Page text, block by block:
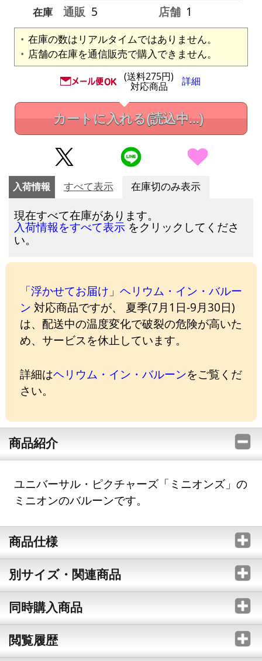
在庫
通販 5 店舗 1
在庫の数はリアルタイムではありません。
店舗の在庫を通信販売で購入できません。
(送料275円)
対応商品 詳細
カートに入れる(読込中...)
入荷情報 すべて表示 在庫切のみ表示
現在すべて在庫があります。
入荷情報をすべて表示 をクリックしてくださ
い。
「浮かせてお届け」ヘリウム・イン・バルー
ン 対応商品ですが、 夏季(7月1日-9月30日)
は、配送中の温度変化で破裂の危険が高いた
め、サービスを休止しています。
詳細はヘリウム・イン・バルーンをご覧くだ
さい。
商品紹介
ユニバーサル・ピクチャーズ「ミニオンズ」の
ミニオンのバルーンです。
商品仕様
別サイズ・関連商品
同時購入商品
閲覧履歴